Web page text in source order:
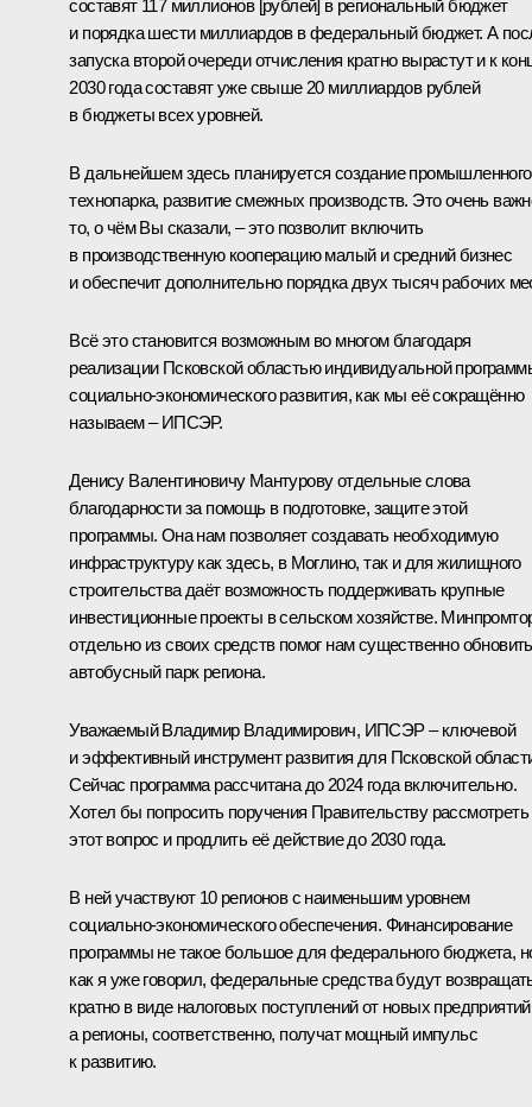
составят 117 миллионов [рублей] в региональный бюджет
и порядка шести миллиардов в федеральный бюджет. А
запуска второй очереди отчисления кратно вырастут и к
2030 года составят уже свыше 20 миллиардов рублей
в бюджеты всех уровней.
В дальнейшем здесь планируется создание промышленного
технопарка, развитие смежных производств. Это очень
то, о чём Вы сказали, – это позволит включить
в производственную кооперацию малый и средний бизнес
и обеспечит дополнительно порядка двух тысяч рабочих
Всё это становится возможным во многом благодаря
реализации Псковской областью индивидуальной
социально-экономического развития, как мы её сокращённо
называем – ИПСЭР.
Денису Валентиновичу Мантурову отдельные слова
благодарности за помощь в подготовке, защите этой
программы. Она нам позволяет создавать необходимую
инфраструктуру как здесь, в Моглино, так и для жилищного
строительства даёт возможность поддерживать крупные
инвестиционные проекты в сельском хозяйстве.
отдельно из своих средств помог нам существенно обновить
автобусный парк региона.
Уважаемый Владимир Владимирович, ИПСЭР – ключевой
и эффективный инструмент развития для Псковской
Сейчас программа рассчитана до 2024 года включительно.
Хотел бы попросить поручения Правительству рассмотреть
этот вопрос и продлить её действие до 2030 года.
В ней участвуют 10 регионов с наименьшим уровнем
социально-экономического обеспечения. Финансирование
программы не такое большое для федерального бюджета,
как я уже говорил, федеральные средства будут
кратно в виде налоговых поступлений от новых
а регионы, соответственно, получат мощный импульс
к развитию.